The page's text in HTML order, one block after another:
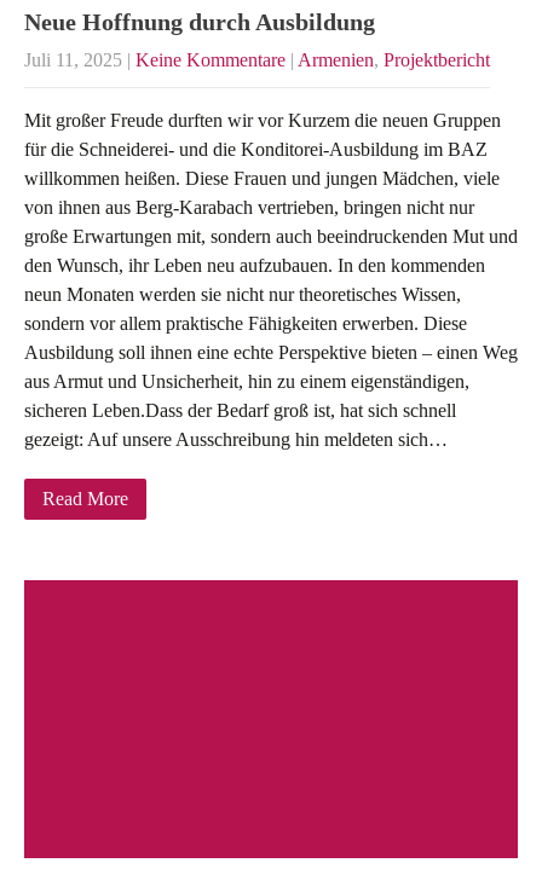
Neue Hoffnung durch Ausbildung
Juli 11, 2025 | Keine Kommentare | Armenien, Projektbericht
Mit großer Freude durften wir vor Kurzem die neuen Gruppen
für die Schneiderei- und die Konditorei-Ausbildung im BAZ
willkommen heißen. Diese Frauen und jungen Mädchen, viele
von ihnen aus Berg-Karabach vertrieben, bringen nicht nur
große Erwartungen mit, sondern auch beeindruckenden Mut und
den Wunsch, ihr Leben neu aufzubauen. In den kommenden
neun Monaten werden sie nicht nur theoretisches Wissen,
sondern vor allem praktische Fähigkeiten erwerben. Diese
Ausbildung soll ihnen eine echte Perspektive bieten – einen Weg
aus Armut und Unsicherheit, hin zu einem eigenständigen,
sicheren Leben.Dass der Bedarf groß ist, hat sich schnell
gezeigt: Auf unsere Ausschreibung hin meldeten sich…
Read More